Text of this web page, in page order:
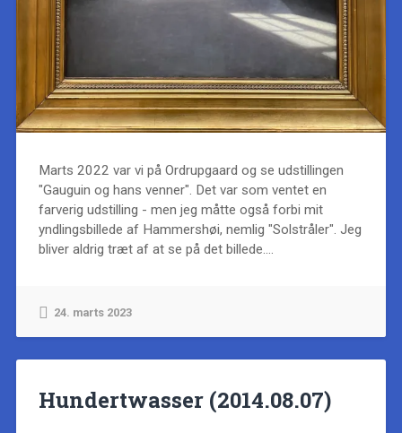
Marts 2022 var vi på Ordrupgaard og se udstillingen
"Gauguin og hans venner". Det var som ventet en
farverig udstilling - men jeg måtte også forbi mit
yndlingsbillede af Hammershøi, nemlig "Solstråler". Jeg
bliver aldrig træt af at se på det billede....
24. marts 2023
Hundertwasser (2014.08.07)